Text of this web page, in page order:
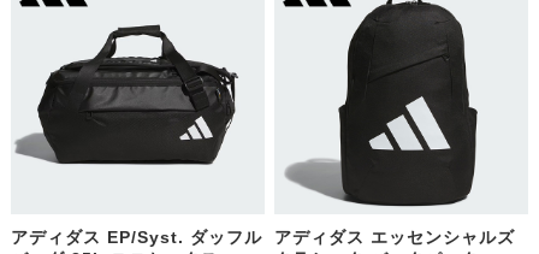
アディダス EP/Syst. ダッフル
アディダス エッセンシャルズ